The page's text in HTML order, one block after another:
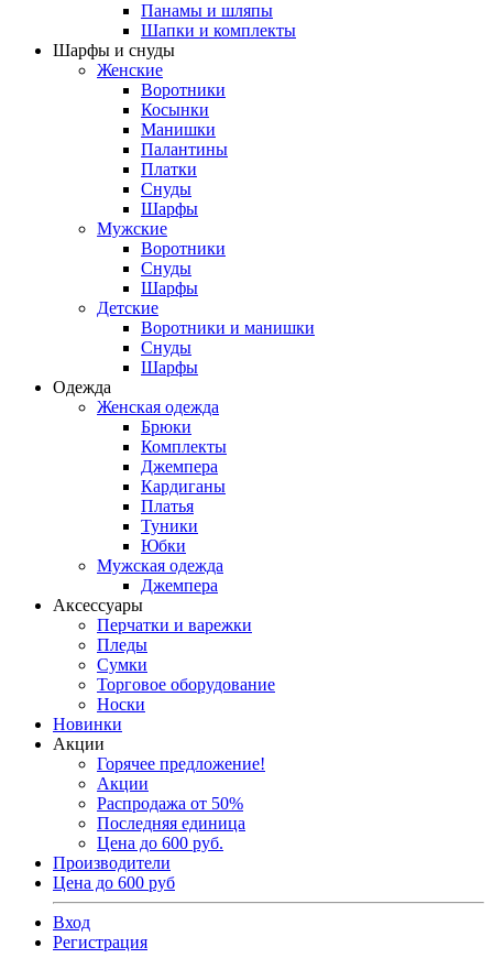
Панамы и шляпы
Шапки и комплекты
Шарфы и снуды
Женские
Воротники
Косынки
Манишки
Палантины
Платки
Снуды
Шарфы
Мужские
Воротники
Снуды
Шарфы
Детские
Воротники и манишки
Снуды
Шарфы
Одежда
Женская одежда
Брюки
Комплекты
Джемпера
Кардиганы
Платья
Туники
Юбки
Мужская одежда
Джемпера
Аксессуары
Перчатки и варежки
Пледы
Сумки
Торговое оборудование
Носки
Новинки
Акции
Горячее предложение!
Акции
Распродажа от 50%
Последняя единица
Цена до 600 руб.
Производители
Цена до 600 руб
Вход
Регистрация